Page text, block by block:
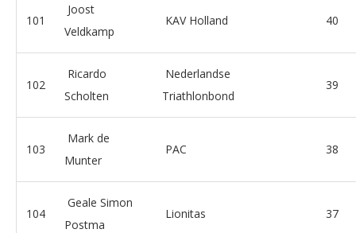
101
Joost
Veldkamp
KAV Holland 40
102
Ricardo
Scholten
Nederlandse
Triathlonbond
39
103
Mark de
Munter
PAC 38
104
Geale Simon
Postma
Lionitas 37